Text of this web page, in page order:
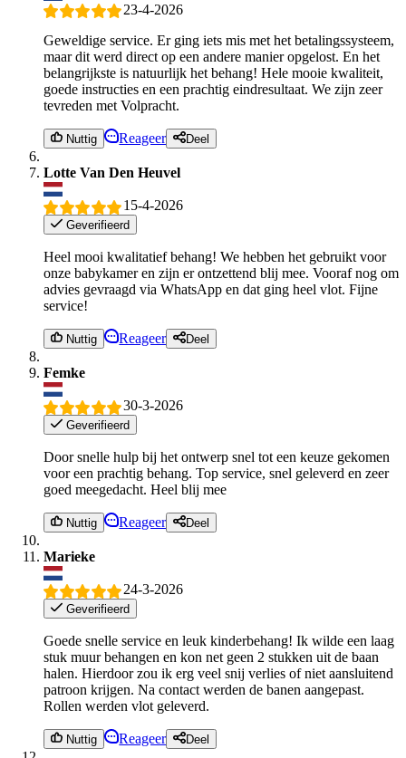
23-4-2026
Geweldige service. Er ging iets mis met het betalingssysteem,
maar dit werd direct op een andere manier opgelost. En het
belangrijkste is natuurlijk het behang! Hele mooie kwaliteit,
goede instructies en een prachtig eindresultaat. We zijn zeer
tevreden met Volpracht.
Nuttig Reageer Deel
Lotte Van Den Heuvel
15-4-2026
Geverifieerd
Heel mooi kwalitatief behang! We hebben het gebruikt voor
onze babykamer en zijn er ontzettend blij mee. Vooraf nog om
advies gevraagd via WhatsApp en dat ging heel vlot. Fijne
service!
Nuttig Reageer Deel
Femke
30-3-2026
Geverifieerd
Door snelle hulp bij het ontwerp snel tot een keuze gekomen
voor een prachtig behang. Top service, snel geleverd en zeer
goed meegedacht. Heel blij mee
Nuttig Reageer Deel
Marieke
24-3-2026
Geverifieerd
Goede snelle service en leuk kinderbehang! Ik wilde een laag
stuk muur behangen en kon net geen 2 stukken uit de baan
halen. Hierdoor zou ik erg veel snij verlies of niet aansluitend
patroon krijgen. Na contact werden de banen aangepast.
Rollen werden vlot geleverd.
Nuttig Reageer Deel